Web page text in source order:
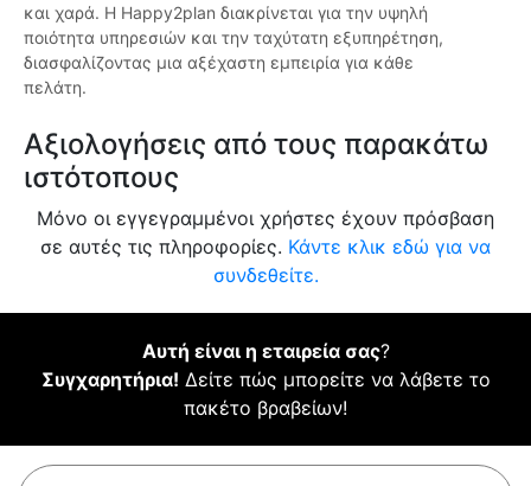
και χαρά. Η Happy2plan διακρίνεται για την υψηλή
ποιότητα υπηρεσιών και την ταχύτατη εξυπηρέτηση,
διασφαλίζοντας μια αξέχαστη εμπειρία για κάθε
πελάτη.
Αξιολογήσεις από τους παρακάτω
ιστότοπους
Μόνο οι εγγεγραμμένοι χρήστες έχουν πρόσβαση
σε αυτές τις πληροφορίες. Κάντε κλικ εδώ για να
συνδεθείτε.
Αυτή είναι η εταιρεία σας?
Συγχαρητήρια! Δείτε πώς μπορείτε να λάβετε το
πακέτο βραβείων!